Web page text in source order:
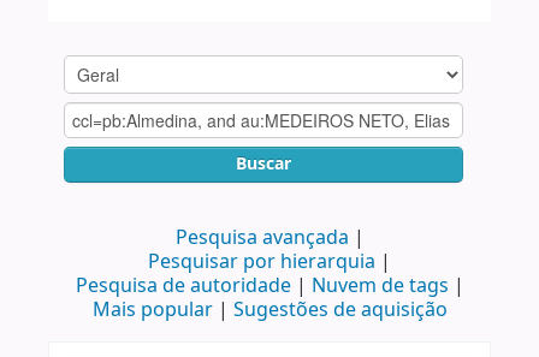
Buscar
Pesquisa avançada
Pesquisar por hierarquia
Pesquisa de autoridade
Nuvem de tags
Mais popular
Sugestões de aquisição